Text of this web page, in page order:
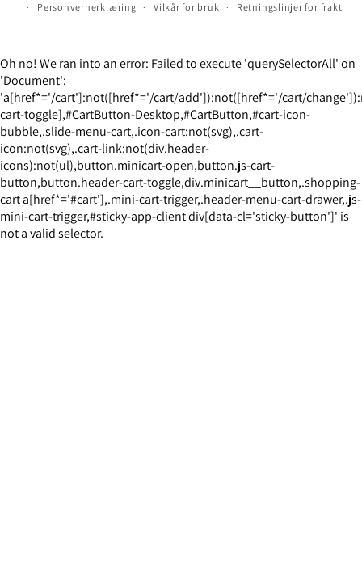
Personvernerklæring Vilkår for bruk Retningslinjer for frakt